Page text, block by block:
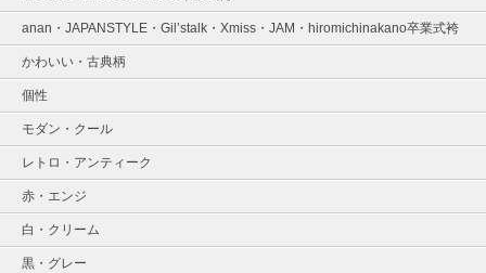
anan・JAPANSTYLE・Gil’stalk・Xmiss・JAM・hiromichinakano卒業式袴
かわいい・古典柄
個性
モダン・クール
レトロ・アンティーク
赤・エンジ
白・クリーム
黒・グレー